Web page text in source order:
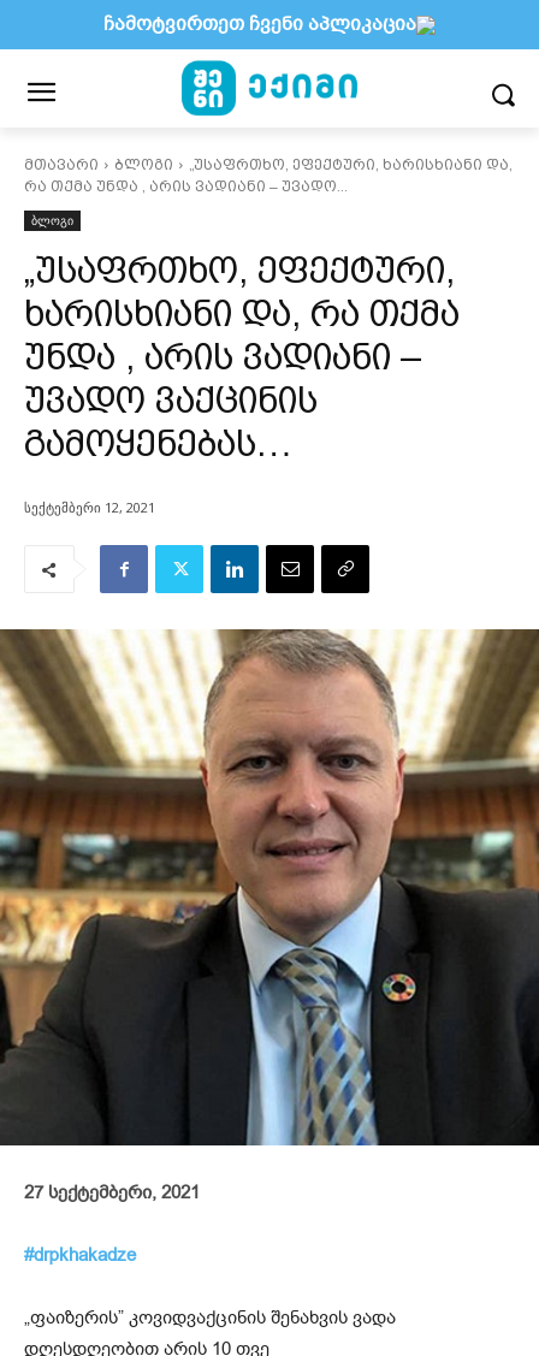
მთავარი ბლოგი
„უსაფრთხო, ეფექტური, ხარისხიანი და,
რა თქმა უნდა , არის ვადიანი – უვადო...
ბლოგი
„უსაფრთხო, ეფექტური,
ხარისხიანი და, რა თქმა
უნდა , არის ვადიანი –
უვადო ვაქცინის
გამოყენებას…
სექტემბერი 12, 2021
27 სექტემბერი, 2021
#drpkhakadze
„ფაიზერის” კოვიდვაქცინის შენახვის ვადა
დღესდღეობით არის 10 თვე
ჩამოტვირთეთ ჩვენი აპლიკაცია